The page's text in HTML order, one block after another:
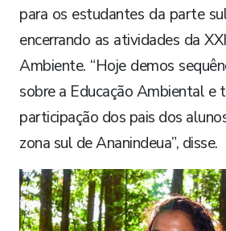
para os estudantes da parte
encerrando as atividades da
Ambiente. “Hoje demos
sobre a Educação Ambiental e
participação dos pais dos
zona sul de Ananindeua”, disse.